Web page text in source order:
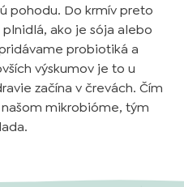
pohodu. Do krmív preto
ako je sója alebo
probiotiká a
výskumov je to u
začína v črevách. Čím
mikrobióme, tým